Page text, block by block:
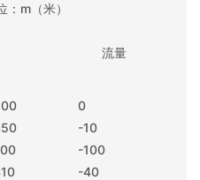
m（米）
量
0
-10
-100
-40